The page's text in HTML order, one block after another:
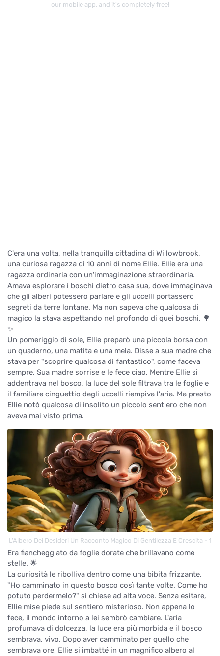
our mobile app, and it's completely free!
C'era una volta, nella tranquilla cittadina di Willowbrook,
una curiosa ragazza di 10 anni di nome Ellie. Ellie era una
ragazza ordinaria con un'immaginazione straordinaria.
Amava esplorare i boschi dietro casa sua, dove immaginava
che gli alberi potessero parlare e gli uccelli portassero
segreti da terre lontane. Ma non sapeva che qualcosa di
magico la stava aspettando nel profondo di quei boschi. 🌳
✨
Un pomeriggio di sole, Ellie preparò una piccola borsa con
un quaderno, una matita e una mela. Disse a sua madre che
stava per "scoprire qualcosa di fantastico", come faceva
sempre. Sua madre sorrise e le fece ciao. Mentre Ellie si
addentrava nel bosco, la luce del sole filtrava tra le foglie e
il familiare cinguettio degli uccelli riempiva l'aria. Ma presto
Ellie notò qualcosa di insolito un piccolo sentiero che non
aveva mai visto prima.
L'Albero Dei Desideri Un Racconto Magico Di Gentilezza E Crescita - 1
Era fiancheggiato da foglie dorate che brillavano come
stelle. 🌟
La curiosità le ribolliva dentro come una bibita frizzante.
"Ho camminato in questo bosco così tante volte. Come ho
potuto perdermelo?" si chiese ad alta voce. Senza esitare,
Ellie mise piede sul sentiero misterioso. Non appena lo
fece, il mondo intorno a lei sembrò cambiare. L'aria
profumava di dolcezza, la luce era più morbida e il bosco
sembrava. vivo. Dopo aver camminato per quello che
sembrava ore, Ellie si imbatté in un magnifico albero al